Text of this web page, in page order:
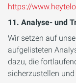
https://
11. Analyse- und
Wir setzen auf
aufgelisteten
dazu, die
sicherzustellen